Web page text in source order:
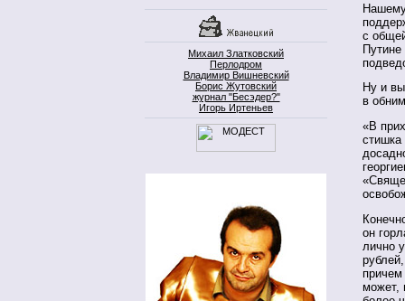
Михаил Златковский
Перлодром
Владимир Вишневский
Борис Жутовский
журнал "Бесэдер?"
Игорь Иртеньев
с
Путине
Ну и
в
«В
стишка
он
лично
может,